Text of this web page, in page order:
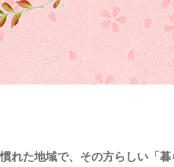
れた地域で、その方らしい「